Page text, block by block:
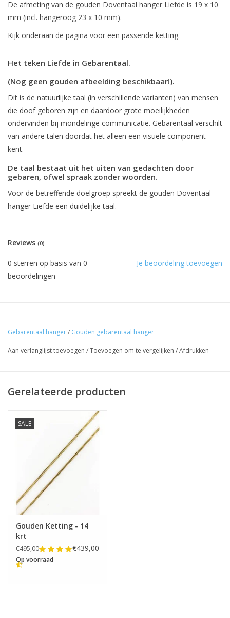
De afmeting van de gouden Doventaal hanger Liefde is 19 x 10
mm (incl. hangeroog 23 x 10 mm).
Kijk onderaan de pagina voor een passende ketting.
Het teken Liefde in Gebarentaal.
(Nog geen gouden afbeelding beschikbaar!).
Dit is de natuurlijke taal (in verschillende varianten) van mensen
die doof geboren zijn en daardoor grote moeilijkheden
ondervinden bij mondelinge communicatie. Gebarentaal verschilt
van andere talen doordat het alleen een visuele component
kent.
De taal bestaat uit het uiten van gedachten door
gebaren, ofwel spraak zonder woorden.
Voor de betreffende doelgroep spreekt de gouden Doventaal
hanger Liefde een duidelijke taal.
Reviews (0)
Je beoordeling toevoegen
0 sterren op basis van 0
beoordelingen
Gebarentaal hanger/ Gouden gebarentaal hanger
Aan verlanglijst toevoegen /Toevoegen om te vergelijken /Afdrukken
Gerelateerde producten
SALE
Gouden Ketting - 14
krt
€495,00 €439,00
Op voorraad